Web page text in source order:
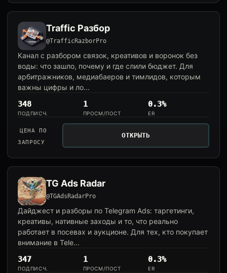
Traffic Разбор
@TrafficRazborPro
Канал с разбором связок, креативов и воронок без
воды: что зашло, почему и где слили бюджет. Для
арбитражников, медиабаеров и тимлидов, которым
важны цифры и ло...
348
ПОДПИСЧ.
1
ПРОСМ/ПОСТ
0.3%
ER
ЦЕНА ПО
ЗАПРОСУ
ОТКРЫТЬ
TG Ads Radar
@TGAdsRadarPro
Дайджест и разборы по Telegram Ads: таргетинги,
креативы, нативные заходы и то, что реально
работает в посевах и аукционе. Для тех, кто покупает
внимание в Tele...
347
ПОДПИСЧ.
1
ПРОСМ/ПОСТ
0.3%
ER